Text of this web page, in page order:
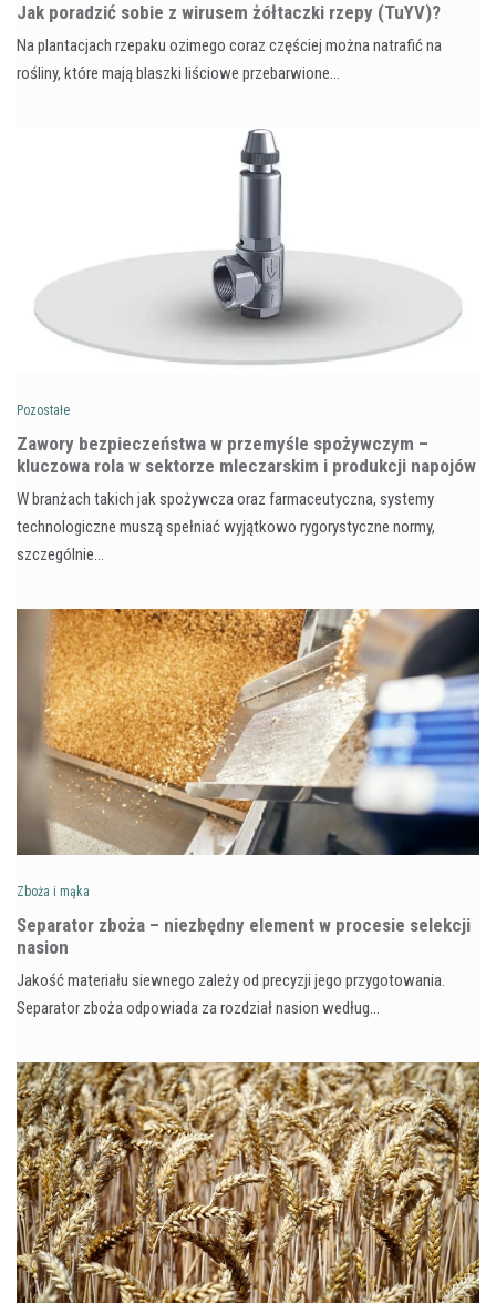
​Jak poradzić sobie z wirusem żółtaczki rzepy (TuYV)?
Na plantacjach rzepaku ozimego coraz częściej można natrafić na
rośliny, które mają blaszki liściowe przebarwione…
Pozostałe
Zawory bezpieczeństwa w przemyśle spożywczym –
kluczowa rola w sektorze mleczarskim i produkcji napojów
W branżach takich jak spożywcza oraz farmaceutyczna, systemy
technologiczne muszą spełniać wyjątkowo rygorystyczne normy,
szczególnie…
Zboża i mąka
Separator zboża – niezbędny element w procesie selekcji
nasion
Jakość materiału siewnego zależy od precyzji jego przygotowania.
Separator zboża odpowiada za rozdział nasion według…